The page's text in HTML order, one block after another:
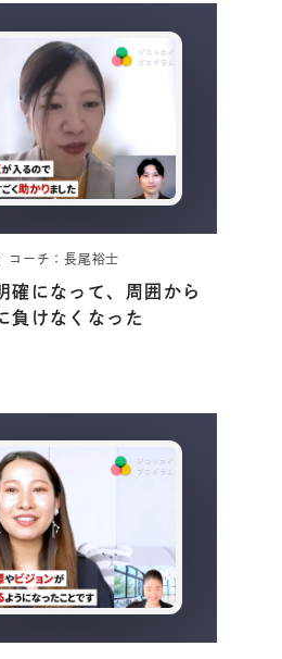
コーチ：長尾裕士
確になって、周囲から
負けなくなった